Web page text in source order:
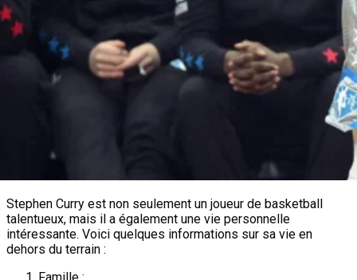
Stephen Curry est non seulement un joueur de basketball
talentueux, mais il a également une vie personnelle
intéressante. Voici quelques informations sur sa vie en
dehors du terrain :